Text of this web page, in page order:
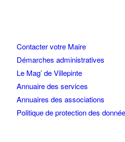
Contacter votre Maire
Démarches administratives
Le Mag’ de Villepinte
Annuaire des services
Annuaires des associations
Politique de protection des